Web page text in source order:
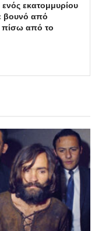
εκατομμυρίου
βουνό από
πίσω από το